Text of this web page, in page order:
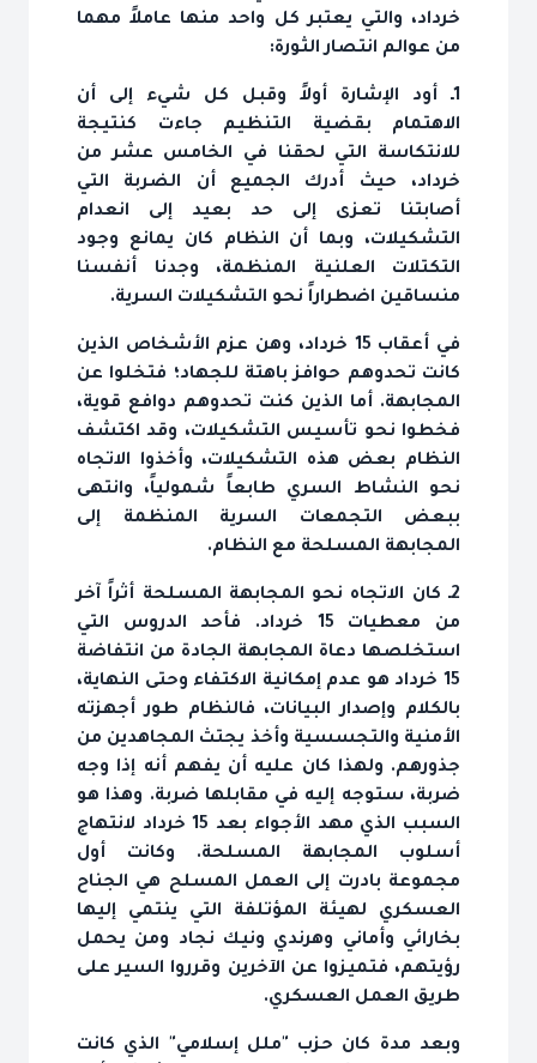
خرداد، والتي يعتبر كل واحد منها عاملاً مهما
من عوالم انتصار الثورة:
1ـ أود الإشارة أولاً وقبل كل شيء إلى أن
الاهتمام بقضية التنظيم جاءت كنتيجة
للانتكاسة التي لحقنا في الخامس عشر من
خرداد، حيث أدرك الجميع أن الضربة التي
أصابتنا تعزى إلى حد بعيد إلى انعدام
التشكيلات، وبما أن النظام كان يمانع وجود
التكتلات العلنية المنظمة، وجدنا أنفسنا
منساقين اضطراراً نحو التشكيلات السرية.
في أعقاب 15 خرداد، وهن عزم الأشخاص الذين
كانت تحدوهم حوافز باهتة للجهاد؛ فتخلوا عن
المجابهة. أما الذين كنت تحدوهم دوافع قوية،
فخطوا نحو تأسيس التشكيلات، وقد اكتشف
النظام بعض هذه التشكيلات، وأخذوا الاتجاه
نحو النشاط السري طابعاً شمولياً، وانتهى
ببعض التجمعات السرية المنظمة إلى
المجابهة المسلحة مع النظام.
2ـ كان الاتجاه نحو المجابهة المسلحة أثراً آخر
من معطيات 15 خرداد. فأحد الدروس التي
استخلصها دعاة المجابهة الجادة من انتفاضة
15 خرداد هو عدم إمكانية الاكتفاء وحتى النهاية،
بالكلام وإصدار البيانات، فالنظام طور أجهزته
الأمنية والتجسسية وأخذ يجتث المجاهدين من
جذورهم. ولهذا كان عليه أن يفهم أنه إذا وجه
ضربة، ستوجه إليه في مقابلها ضربة. وهذا هو
السبب الذي مهد الأجواء بعد 15 خرداد لانتهاج
أسلوب المجابهة المسلحة. وكانت أول
مجموعة بادرت إلى العمل المسلح هي الجناح
العسكري لهيئة المؤتلفة التي ينتمي إليها
بخارائي وأماني وهرندي ونيك نجاد ومن يحمل
رؤيتهم، فتميزوا عن الآخرين وقرروا السير على
طريق العمل العسكري.
وبعد مدة كان حزب "ملل إسلامي" الذي كانت